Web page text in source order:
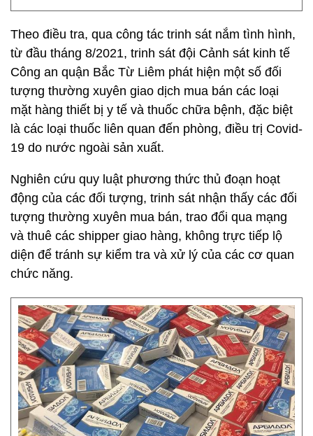
Theo điều tra, qua công tác trinh sát nắm tình hình,
từ đầu tháng 8/2021, trinh sát đội Cảnh sát kinh tế
Công an quận Bắc Từ Liêm phát hiện một số đối
tượng thường xuyên giao dịch mua bán các loại
mặt hàng thiết bị y tế và thuốc chữa bệnh, đặc biệt
là các loại thuốc liên quan đến phòng, điều trị Covid-
19 do nước ngoài sản xuất.
Nghiên cứu quy luật phương thức thủ đoạn hoạt
động của các đối tượng, trinh sát nhận thấy các đối
tượng thường xuyên mua bán, trao đổi qua mạng
và thuê các shipper giao hàng, không trực tiếp lộ
diện để tránh sự kiểm tra và xử lý của các cơ quan
chức năng.